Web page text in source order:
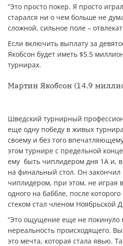
“Это просто покер. Я просто
старался ни о чем больше не
сложной, сильное поле –
Если включить выплату за
Якобсон будет иметь $5.5
турнирах.
Мартин Якобсон (14.9
Шведский турнирный
еще одну победу в живых
своему и без того
этом турнире с предельной
ему быть чиплидером дня 1A и,
на финальный стол. Он закончил
чиплидером, при этом, не играя
одного на баббле, после
стеком стал членом Ноябрьской
“Это ощущение еще не покинуло
нереальность происходящего.
это мечта, которая стала явью.